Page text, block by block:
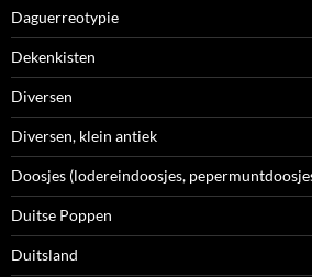
Daguerreotypie
Dekenkisten
Diversen
Diversen, klein antiek
Doosjes (lodereindoosjes,
Duitse Poppen
Duitsland